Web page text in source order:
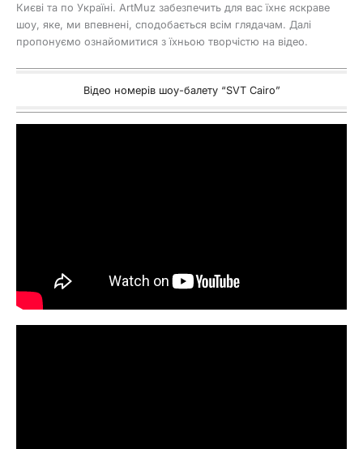
Києві та по Україні. ArtMuz забезпечить для вас їхнє яскраве
шоу, яке, ми впевнені, сподобається всім глядачам. Далі
пропонуємо ознайомитися з їхньою творчістю на відео.
Відео номерів шоу-балету “SVT Cairo”